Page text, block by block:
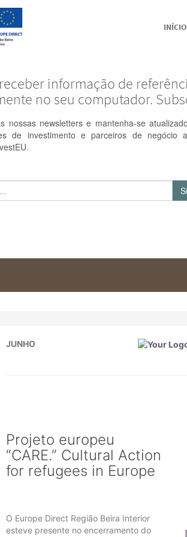
INÍCIO
informação de
no seu computador.
nossas newsletters e mantenha-se
de investimento e parceiros de negócio
JUNHO
Projeto europeu
“CARE.” Cultural Action
for refugees in Europe
O Europe Direct Região Beira Interior
esteve presente no encerramento do